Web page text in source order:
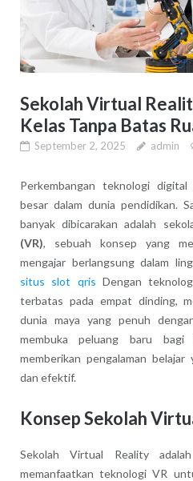
Sekolah Virtual
Kelas Tanpa Batas
September 2, 2025 admin
Perkembangan teknologi
besar dalam dunia pendidikan.
banyak dibicarakan adalah
(VR), sebuah konsep yang
mengajar berlangsung dalam
situs slot qris Dengan
terbatas pada empat dinding,
dunia maya yang penuh
membuka peluang baru bagi
memberikan pengalaman
dan efektif.
Konsep Sekolah
Sekolah Virtual Reality
memanfaatkan teknologi VR